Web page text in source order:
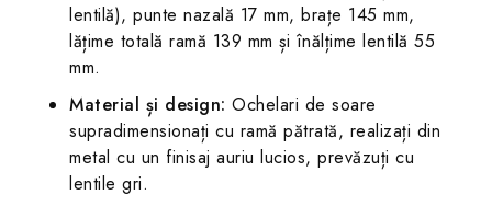
lentilă), punte nazală 17 mm, brațe 145 mm,
lățime totală ramă 139 mm și înălțime lentilă 55
mm.
Material și design: Ochelari de soare
supradimensionați cu ramă pătrată, realizați din
metal cu un finisaj auriu lucios, prevăzuți cu
lentile gri.